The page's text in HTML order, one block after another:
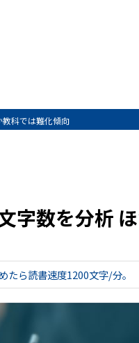
科では難化傾向
字数を分析
たら読書速度1200文字/分。